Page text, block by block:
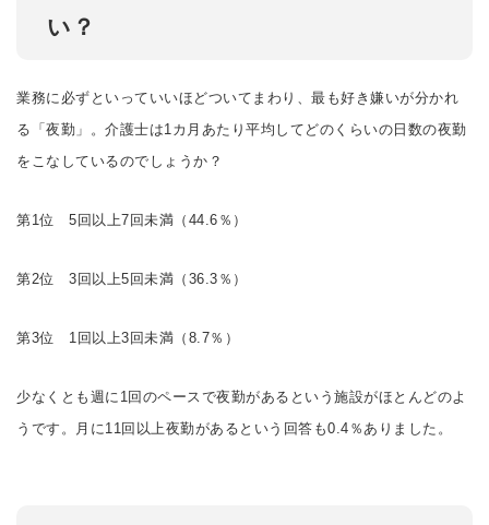
い？
業務に必ずといっていいほどついてまわり、最も好き嫌いが分かれ
る「夜勤」。介護士は1カ月あたり平均してどのくらいの日数の夜勤
をこなしているのでしょうか？
第1位 5回以上7回未満（44.6％）
第2位 3回以上5回未満（36.3％）
第3位 1回以上3回未満（8.7％）
少なくとも週に1回のペースで夜勤があるという施設がほとんどのよ
うです。月に11回以上夜勤があるという回答も0.4％ありました。